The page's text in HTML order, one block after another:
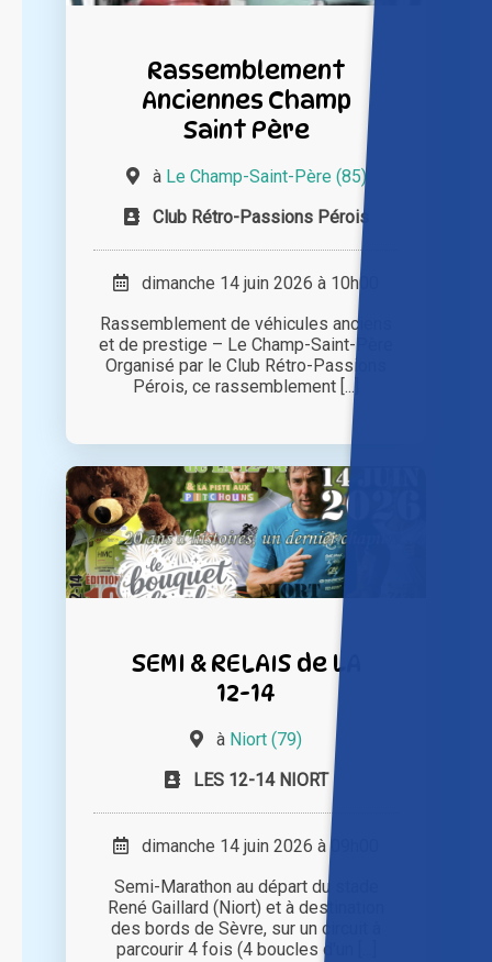
Rassemblement
Anciennes Champ
Saint Père
à Le Champ-Saint-Père (85)
Club Rétro-Passions Pérois
dimanche 14 juin 2026 à 10h00
Rassemblement de véhicules anciens
et de prestige – Le Champ-Saint-Père
Organisé par le Club Rétro-Passions
Pérois, ce rassemblement [...]
SEMI & RELAIS de LA
12-14
à Niort (79)
LES 12-14 NIORT
dimanche 14 juin 2026 à 09h00
Semi-Marathon au départ du stade
René Gaillard (Niort) et à destination
des bords de Sèvre, sur un circuit à
parcourir 4 fois (4 boucles d'un [...]